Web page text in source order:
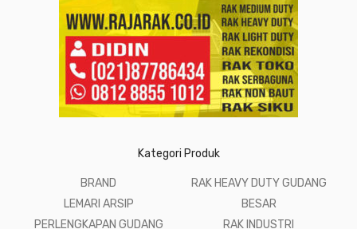
Kategori Produk
BRAND
LEMARI ARSIP
PERLENGKAPAN GUDANG
RAK HEAVY DUTY GUDANG
BESAR
RAK INDUSTRI